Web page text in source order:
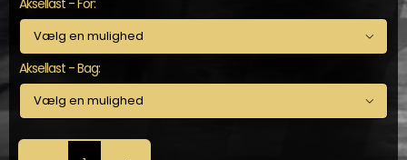
Aksellast - For:

Aksellast - Bag:
